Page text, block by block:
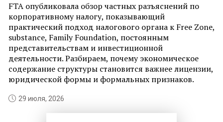
FTA опубликовала обзор частных разъяснений по
корпоративному налогу, показывающий
практический подход налогового органа к Free Zone,
substance, Family Foundation, постоянным
представительствам и инвестиционной
деятельности. Разбираем, почему экономическое
содержание структуры становится важнее лицензии,
юридической формы и формальных признаков.
29 июля, 2026